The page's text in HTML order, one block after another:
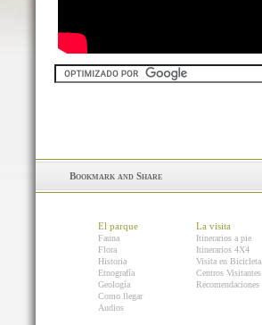
El parque
Fauna
Flora
Historia
Etnografía
Geología
Como llegar
Audios
La visita
Itinerarios a pie
Itinerarios 4X4
Visita en Bicicleta
Centros Visitantes
Recomendaciones